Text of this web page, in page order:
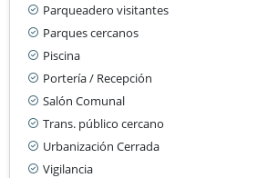
Parqueadero visitantes
Parques cercanos
Piscina
Portería / Recepción
Salón Comunal
Trans. público cercano
Urbanización Cerrada
Vigilancia